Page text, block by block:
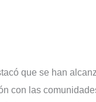
que se han
con las